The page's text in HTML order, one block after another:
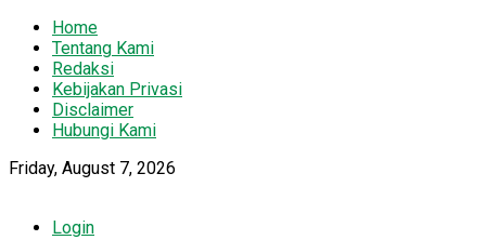
Home
Tentang Kami
Redaksi
Kebijakan Privasi
Disclaimer
Hubungi Kami
Friday, August 7, 2026
Login